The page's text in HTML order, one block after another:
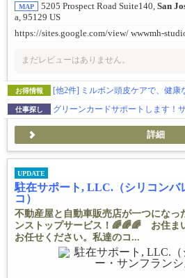
MAP 5205 Prospect Road Suite140, San
a, 95129 US
https://sites.google.com/view/ wwwmh-
まだレビューはありません。
お得情報 [他2件] ミルボン頭皮ケアで、健康
仕事探し
詳細
UPDATE
駐在サポート, LLC.（シリコンバ
コ）
不動産屋と自動車販売店が一つになっ
ンストップサービス！🌈🌈🌈 お住ま
お任せください。私達のコ...